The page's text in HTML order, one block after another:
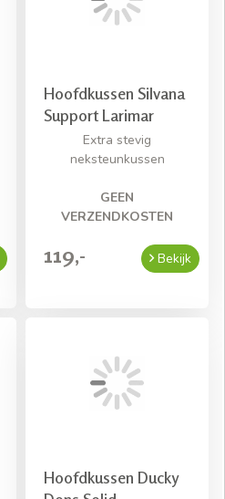
Hoofdkussen Silvana
Support Larimar
Extra stevig
neksteunkussen
GEEN
VERZENDKOSTEN
119,- Bekijk
Hoofdkussen Ducky